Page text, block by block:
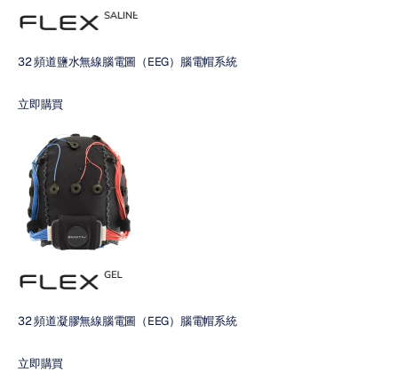
32 頻道鹽水無線腦電圖（EEG）腦電帽系統
立即購買
32 頻道凝膠無線腦電圖（EEG）腦電帽系統
立即購買